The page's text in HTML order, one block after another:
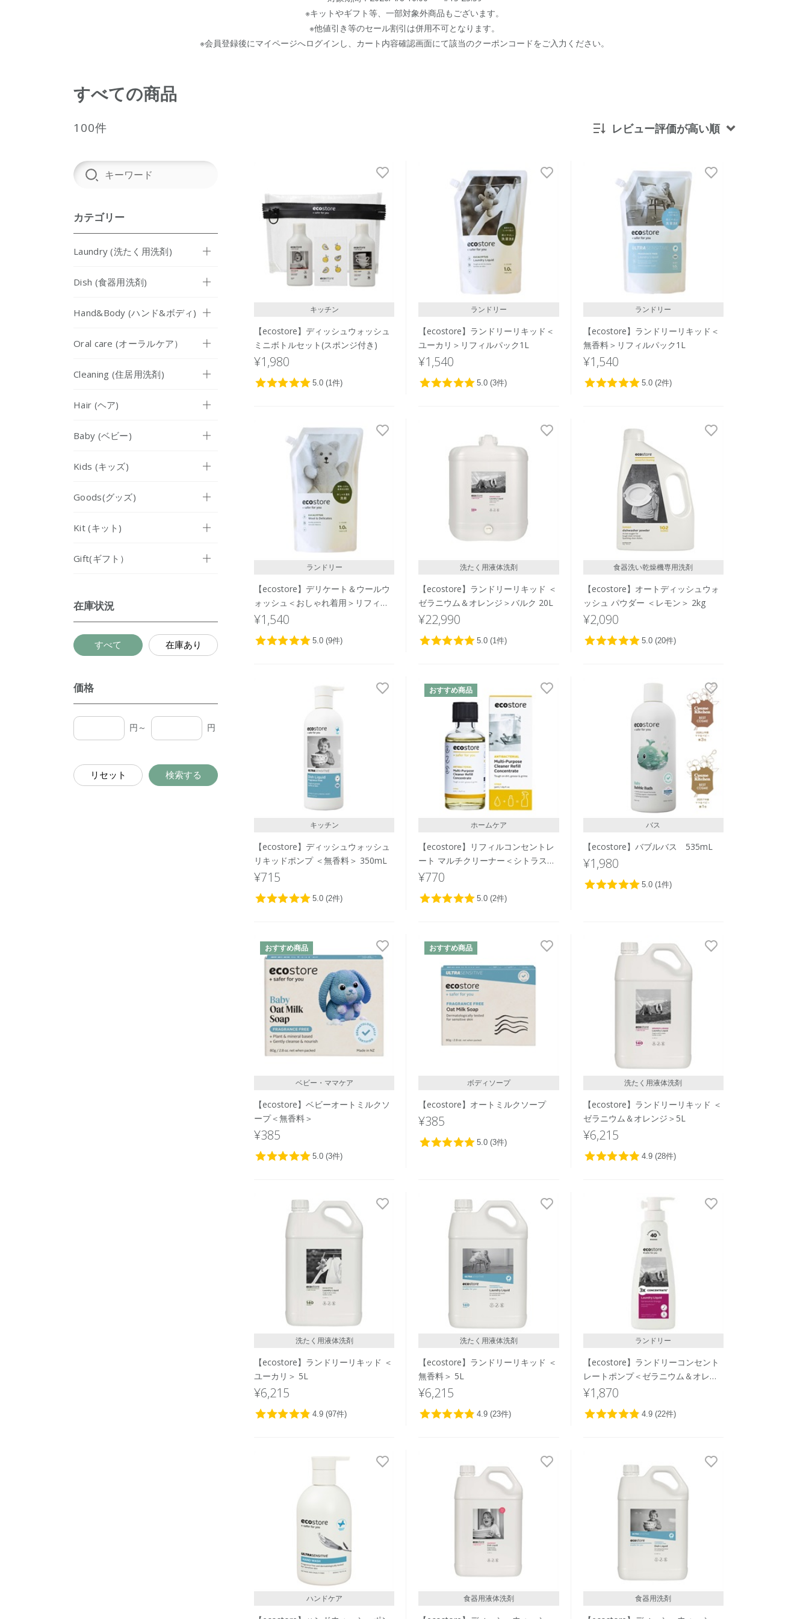
※キットやギフト等、一部対象外商品もございます。
※他値引き等のセール割引は併用不可となります。
※会員登録後にマイページへログインし、カート内容確認画面にて該当のクーポンコードをご入力ください。
すべての商品
100件 レビュー評価が高い順
価格が安い
価格が高い
レビューが多い順
レビュー評価が高い順
カテゴリー
Laundry (洗たく用洗剤)
Dish (食器用洗剤)
Hand&Body (ハンド&ボディ)
Oral care (オーラルケア）
Cleaning (住居用洗剤)
Hair (ヘア)
Baby (ベビー)
Kids (キッズ)
Goods(グッズ)
Kit (キット)
Gift(ギフト）
在庫状況
すべて 在庫あり
価格
円～ 円
リセット 検索する
キッチン
【ecostore】ディッシュウォッシュ
ミニボトルセット(スポンジ付き)
¥1,980
ランドリー
【ecostore】ランドリーリキッド＜
ユーカリ＞リフィルパック1L
¥1,540
ランドリー
【ecostore】ランドリーリキッド＜
無香料＞リフィルパック1L
¥1,540
ランドリー
【ecostore】デリケート＆ウールウ
ォッシュ＜おしゃれ着用＞リフィル
パック1L
¥1,540
洗たく用液体洗剤
【ecostore】ランドリーリキッド ＜
ゼラニウム＆オレンジ＞バルク 20L
¥22,990
食器洗い乾燥機専用洗剤
【ecostore】オートディッシュウォ
ッシュ パウダー ＜レモン＞ 2kg
¥2,090
キッチン
【ecostore】ディッシュウォッシュ
リキッドポンプ ＜無香料＞ 350mL
¥715
おすすめ商品
ホームケア
【ecostore】リフィルコンセントレ
ート マルチクリーナー＜シトラス＞
50mL
¥770
バス
【ecostore】バブルバス 535mL
¥1,980
おすすめ商品
ベビー・ママケア
【ecostore】ベビーオートミルクソ
ープ＜無香料＞
¥385
おすすめ商品
ボディソープ
【ecostore】オートミルクソープ
¥385
洗たく用液体洗剤
【ecostore】ランドリーリキッド ＜
ゼラニウム＆オレンジ＞5L
¥6,215
洗たく用液体洗剤
【ecostore】ランドリーリキッド ＜
ユーカリ＞ 5L
¥6,215
洗たく用液体洗剤
【ecostore】ランドリーリキッド ＜
無香料＞ 5L
¥6,215
ランドリー
【ecostore】ランドリーコンセント
レートポンプ＜ゼラニウム＆オレン
ジ＞ 480mL
¥1,870
ハンドケア 食器用液体洗剤 食器用洗剤